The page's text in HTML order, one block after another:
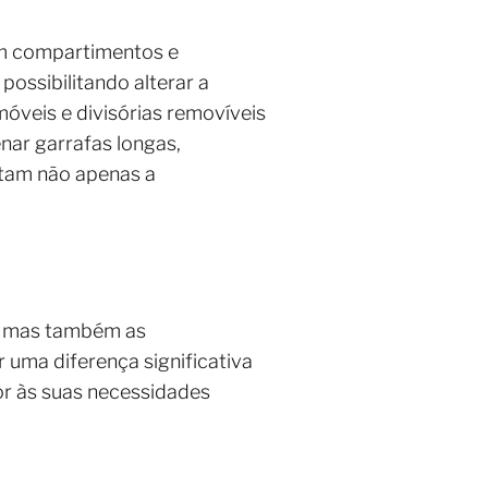
compartimentos e
alterar a
e divisórias removíveis
garrafas longas,
não apenas a
também as
uma diferença significativa
às suas necessidades